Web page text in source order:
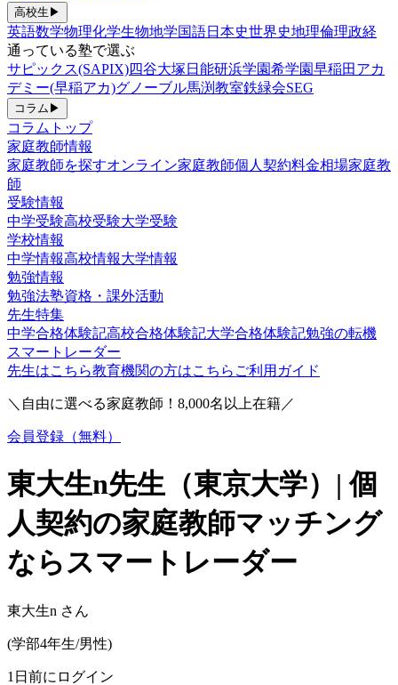
高校生 ▶
英語数学物理化学生物地学国語日本史世界史地理倫理政経
通っている塾で選ぶ
サピックス(SAPIX)四谷大塚 日能研浜学園希学園早稲田アカ
デミー(早稲アカ)グノーブル馬渕教室鉄緑会SEG
コラム ▶
コラムトップ
家庭教師情報
家庭教師を探すオンライン家庭教師個人契約料金相場家庭教
師
受験情報
中学受験高校受験大学受験
学校情報
中学情報高校情報大学情報
勉強情報
勉強法塾資格・課外活動
先生特集
中学合格体験記高校合格体験記大学合格体験記勉強の転機
スマートレーダー
先生はこちら教育機関の方はこちら ご利用ガイド
＼自由に選べる家庭教師！ 8,000名以上在籍／
会員登録（無料）
東大生n先生（東京大学）| 個
人契約の家庭教師マッチング
ならスマートレーダー
東大生n さん
(学部4年生/男性)
1日前にログイン